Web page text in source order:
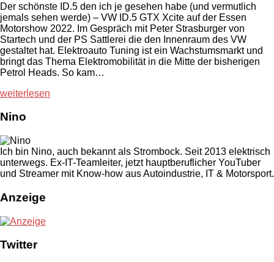
Der schönste ID.5 den ich je gesehen habe (und vermutlich
jemals sehen werde) – VW ID.5 GTX Xcite auf der Essen
Motorshow 2022. Im Gespräch mit Peter Strasburger von
Startech und der PS Sattlerei die den Innenraum des VW
gestaltet hat. Elektroauto Tuning ist ein Wachstumsmarkt und
bringt das Thema Elektromobilität in die Mitte der bisherigen
Petrol Heads. So kam…
weiterlesen
Nino
Ich bin Nino, auch bekannt als Strombock. Seit 2013 elektrisch
unterwegs. Ex-IT-Teamleiter, jetzt hauptberuflicher YouTuber
und Streamer mit Know-how aus Autoindustrie, IT & Motorsport.
Anzeige
Twitter